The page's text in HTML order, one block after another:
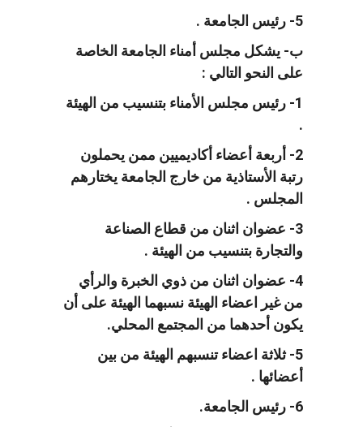
5- رئيس الجامعة .
ب- يشكل مجلس أمناء الجامعة الخاصة
على النحو التالي :
1- رئيس مجلس الأمناء بتنسيب من الهيئة
.
2- أربعة أعضاء أكاديميين ممن يحملون
رتبة الأستاذية من خارج الجامعة يختارهم
المجلس .
3- عضوان اثنان من قطاع الصناعة
والتجارة بتنسيب من الهيئة .
4- عضوان اثنان من ذوي الخبرة والرأي
من غير اعضاء الهيئة نسبهما الهيئة على أن
يكون أحدهما من المجتمع المحلي.
5- ثلاثة اعضاء تنسبهم الهيئة من بين
أعضائها .
6- رئيس الجامعة.